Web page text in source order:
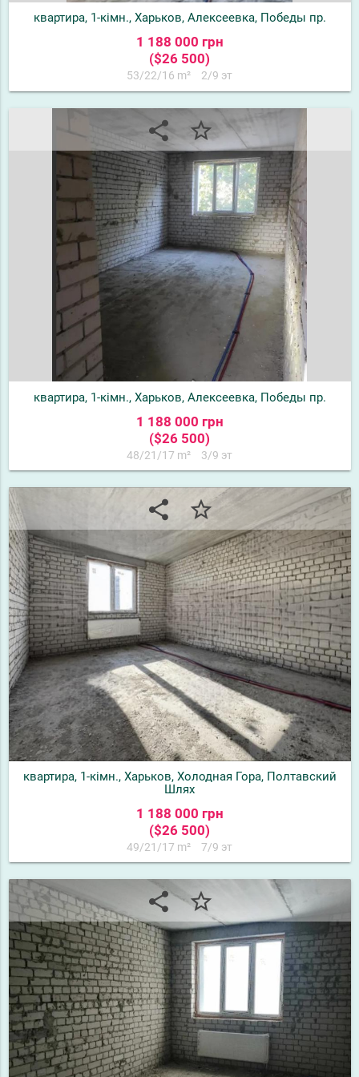
квартира, 1-кімн., Харьков, Алексеевка, Победы пр.
1 188 000 грн
($26 500)
53/22/16 m² 2/9 эт
share star_border
квартира, 1-кімн., Харьков, Алексеевка, Победы пр.
1 188 000 грн
($26 500)
48/21/17 m² 3/9 эт
share star_border
квартира, 1-кімн., Харьков, Холодная Гора, Полтавский
Шлях
1 188 000 грн
($26 500)
49/21/17 m² 7/9 эт
share star_border